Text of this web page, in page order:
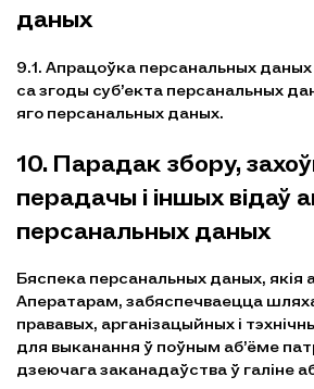
даных
9.1. Апрацоўка персанальных
са згоды суб’екта персанальных
яго персанальных даных.
10. Парадак збору,
перадачы і іншых відаў
персанальных даных
Бяспека персанальных даных, якія
Аператарам, забяспечваецца
прававых, арганізацыйных і
для выканання ў поўным аб’ёме
дзеючага заканадаўства ў галіне